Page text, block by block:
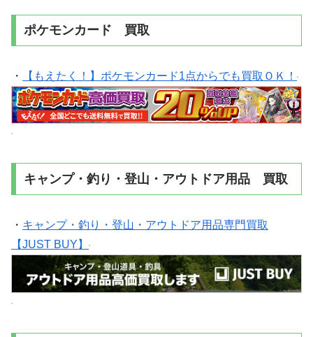
ポケモンカード 買取
・ 【もえたく！】ポケモンカード1点からでも買取ＯＫ！
キャンプ・釣り・登山・アウトドア用品 買取
・ キャンプ・釣り・登山・アウトドア用品専門買取
【JUST BUY】